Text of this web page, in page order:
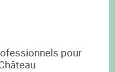
pour